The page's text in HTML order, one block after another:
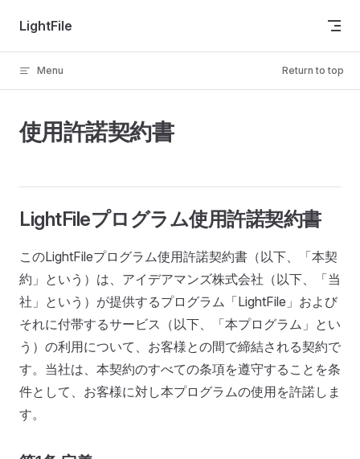
Skip to content
LightFile
Menu Return to top
使用許諾契約書
LightFileプログラム使用許諾契約書
このLightFileプログラム使用許諾契約書（以下、「本契
約」という）は、アイデアマンズ株式会社（以下、「当
社」という）が提供するプログラム「LightFile」および
それに付帯するサービス（以下、「本プログラム」とい
う）の利用について、お客様との間で締結される契約で
す。当社は、本契約のすべての条項を遵守することを条
件として、お客様に対し本プログラムの使用を許諾しま
す。